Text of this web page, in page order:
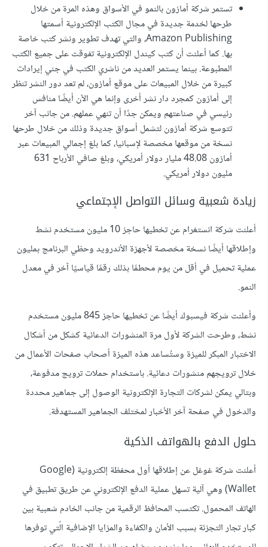
تستمر شركة أمازون بالنمو في الأسواق وهذه المرة من خلال
طرحها لخدمة جديدة في مجال الكتب الإلكترونية أسمتها
Amazon Publishing، والتي تهدف تطوير ونشر كتب خاصة
بها. كما أعلنت أن كتب كيندل الإلكترونية تفوقت على جميع الكتب
المطبوعة. بينما يستمر العديد من ناشري الكتب في جني إيرادات
كبيرة من خلال المبيعات على موقع أمازون، لم تعد دور النشر تنظر
إلى أمازون كمجرد دار نشر أخرى وإنما هي الآن أيضًا منافس
رئيسي في صناعتهم ويمكن جدًا أن تنهي عملهم. من جانب آخر
تتوسع شركة أمازون لتشمل أسواق جديدة وذلك من خلال طرحها
نسخة من موقعها مخصصة لإسبانيا، كما بلغ إجمالي المبيعات عبر
أمازون 48.08 مليار دولار أمريكي، وبلغ صافي الأرباح 631
مليون دولار أمريكي.
زيادة شعبية وسائل التواصل الإجتماعي
أعلنت شركة انستغرام عن تخطيها حاجز 10 مليون مستخدم نشط
وإطلاقها أيضًا نسخة مخصصة لأجهزة الأندرويد وحظي البرنامج بمليون
عملية تحميل في أقل من يوم محطمًا بذلك رقمًا قياسيًا آخر في معدل
النمو.
وأعلنت شركة فيسبوك أيضًا عن تخطيها حاجز 845 مليون مستخدم
نشط، وطرحت الشركة لأول مرة المنشورات الدعائية كشكل من أشكال
الاختبار المبكر للميزة وستُساعد هذه الميزة أصحاب صفحات الأعمال من
خلال ترويجهم منشورات دعائية. باستخدام حملات ترويج مدفوعة،
وبتالي يمكن لشركات التجارة الإلكترونية الوصول إلى جماهير محددة
والدخول في صفحة آخر الأخبار لمختلف الجماهير المستهدفة.
حلول الدفع بالهواتف الذكية
أعلنت شركة غوغل عن إطلاقها أول محفظة إلكترونية (Google
Wallet) وهي آلية تسهل عملية الدفع الإلكتروني عن طريق تطبيق في
الهاتف المحمول. تكتسب المحافظ الرقمية من جانب الخادم شعبية بين
كبار تجار التجزئة بسبب الأمان والكفاءة والمزايا الإضافية الّتي توفرها